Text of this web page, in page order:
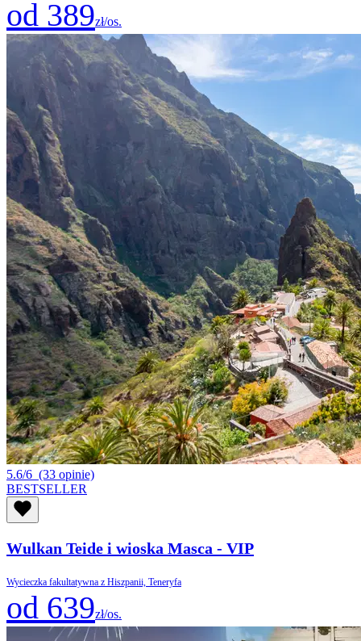
od 389zł/os.
5.6/6 (33 opinie)
BESTSELLER
Wulkan Teide i wioska Masca - VIP
Wycieczka fakultatywna z Hiszpanii, Teneryfa
od 639zł/os.